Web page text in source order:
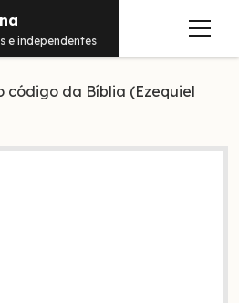
e independentes
abrir
código da Bíblia (Ezequiel